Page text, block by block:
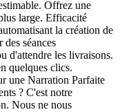
Offrez une
large. Efficacité
la création de
séances
d'attendre les livraisons.
quelques clics.
une Narration Parfaite
? C'est notre
Nous ne nous